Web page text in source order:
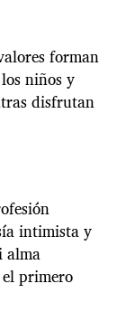
forman
niños y
disfrutan
intimista y
alma
el primero